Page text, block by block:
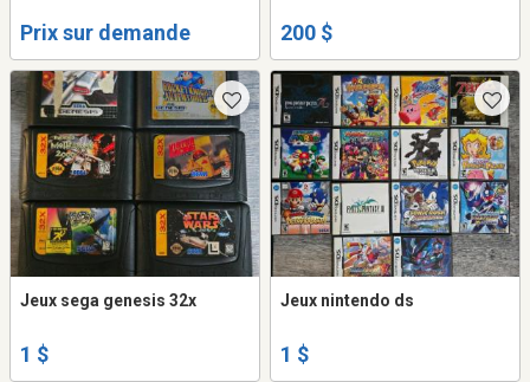
Prix sur demande 200 $
Jeux sega genesis 32x
1 $
Jeux nintendo ds
1 $